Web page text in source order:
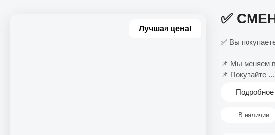
Лучшая цена!
✅
✅ Вы
📌 Мы меняем
📌 Покупайте ...
Подробное
В наличии